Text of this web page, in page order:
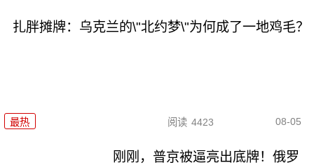
扎胖摊牌：乌克兰的\"北约梦\"为何成了一地鸡毛？
最热 阅读 4423 08-05
刚刚，普京被逼亮出底牌！俄罗